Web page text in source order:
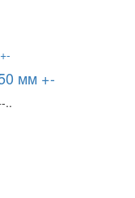
мм +-
..